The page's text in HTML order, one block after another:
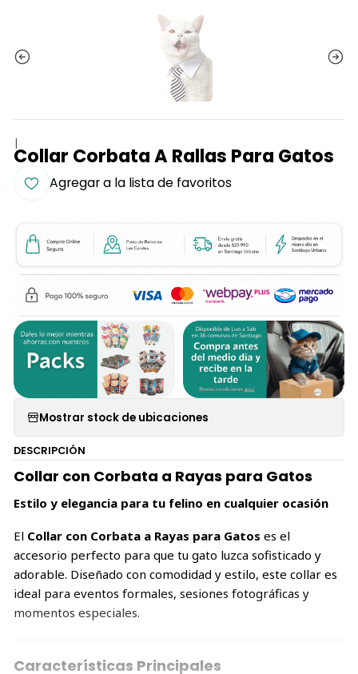
|
Collar Corbata A Rallas Para Gatos
Agregar a la lista de favoritos
Mostrar stock de ubicaciones
DESCRIPCIÓN
Collar con Corbata a Rayas para Gatos
Estilo y elegancia para tu felino en cualquier ocasión
El Collar con Corbata a Rayas para Gatos es el
accesorio perfecto para que tu gato luzca sofisticado y
adorable. Diseñado con comodidad y estilo, este collar es
ideal para eventos formales, sesiones fotográficas y
momentos especiales.
Características Principales